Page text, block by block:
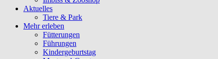
Aktuelles
Tiere & Park
Mehr erleben
Fütterungen
Führungen
Kindergeburtstag